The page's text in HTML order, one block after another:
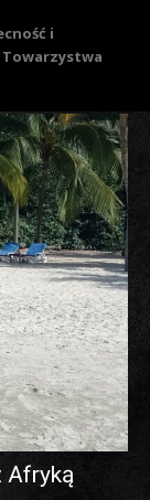
i
Afryką